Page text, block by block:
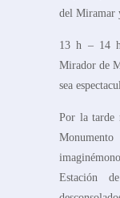
del Miramar
13 h – 14
Mirador de
sea
Por la tarde
Estación